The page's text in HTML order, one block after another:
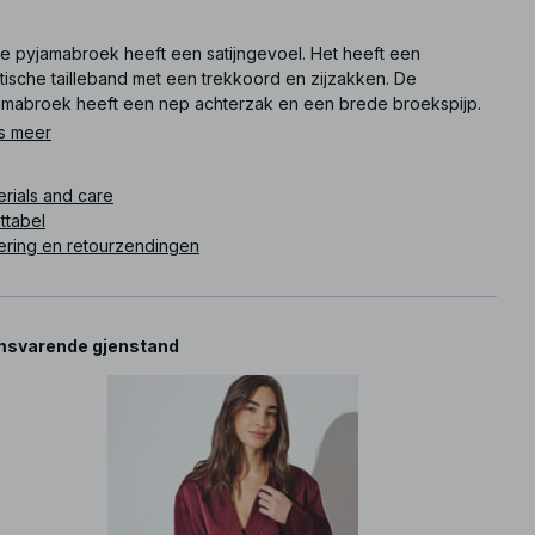
pyjamabroek heeft een satijngevoel. Het heeft een
tailleband met een trekkoord en zijzakken. De
heeft een nep achterzak en een brede broekspijp.
pyjamabroek komt in bourgondisch.
meer
and care
en retourzendingen
gjenstand